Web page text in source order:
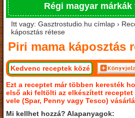
Régi magyar márkák
Itt vagy: Gasztrostudio.hu címlap ›
káposztás rétese
Piri mama káposztás
Kedvenc receptek közé
Ezt a receptet már többen keresték
első aki feltölti az elkészített
vele (Spar, Penny vagy Tesco)
Mi kellhet hozzá? Alapanyagok: